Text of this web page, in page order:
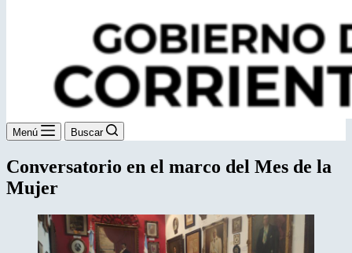
Menú Buscar
Conversatorio en el marco del Mes de la
Mujer